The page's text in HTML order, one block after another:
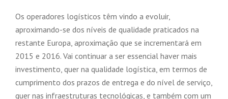
Os operadores logísticos têm vindo a evoluir,
aproximando-se dos níveis de qualidade praticados na
restante Europa, aproximação que se incrementará em
2015 e 2016. Vai continuar a ser essencial haver mais
investimento, quer na qualidade logística, em termos de
cumprimento dos prazos de entrega e do nível de serviço,
quer nas infraestruturas tecnológicas, e também com um